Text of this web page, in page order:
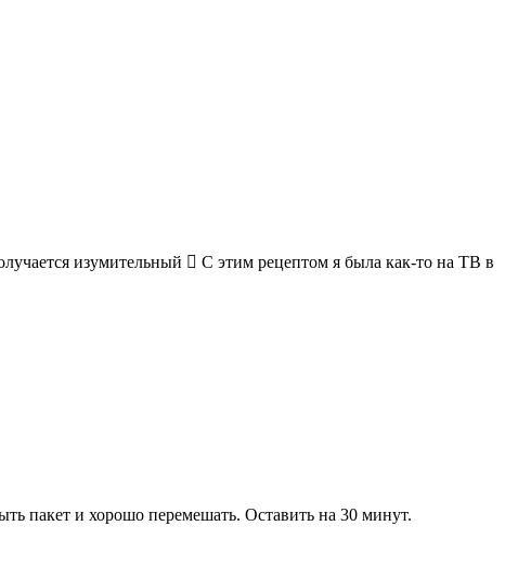
изумительный 🏻 С этим рецептом я была как-то на ТВ в
пакет и хорошо перемешать. Оставить на 30 минут.